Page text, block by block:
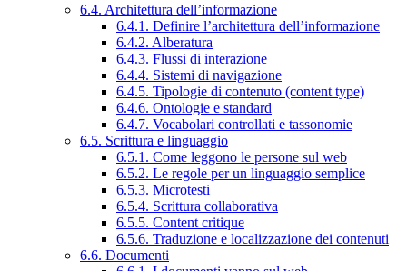
6.4. Architettura dell’informazione
6.4.1. Definire l’architettura dell’informazione
6.4.2. Alberatura
6.4.3. Flussi di interazione
6.4.4. Sistemi di navigazione
6.4.5. Tipologie di contenuto (content type)
6.4.6. Ontologie e standard
6.4.7. Vocabolari controllati e tassonomie
6.5. Scrittura e linguaggio
6.5.1. Come leggono le persone sul web
6.5.2. Le regole per un linguaggio semplice
6.5.3. Microtesti
6.5.4. Scrittura collaborativa
6.5.5. Content critique
6.5.6. Traduzione e localizzazione dei contenuti
6.6. Documenti